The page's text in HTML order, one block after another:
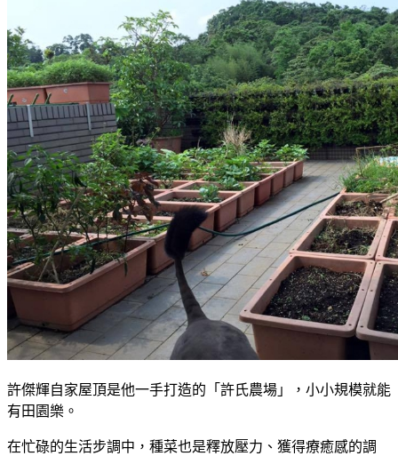
許傑輝自家屋頂是他一手打造的「許氏農場」，小小規模就能
有田園樂。
在忙碌的生活步調中，種菜也是釋放壓力、獲得療癒感的調